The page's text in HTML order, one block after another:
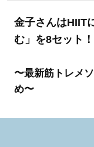
金子さんはHIIT
む」を8セット！
〜最新筋トレメ
め〜